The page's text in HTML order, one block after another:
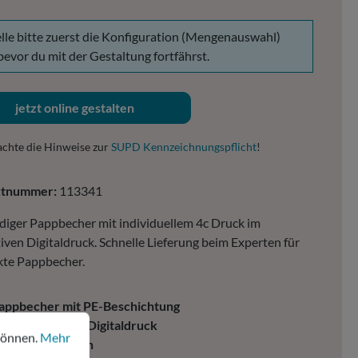
bitte zuerst die Konfiguration (Mengenauswahl)
du mit der Gestaltung fortfährst.
jetzt online gestalten
die Hinweise zur SUPD Kennzeichnungspflicht!
113341
Pappbecher mit individuellem 4c Druck im
Digitaldruck. Schnelle Lieferung beim Experten für
Pappbecher.
mit PE-Beschichtung
4c Digitaldruck
Expressoption
Mehr Informationen ...
Mehr